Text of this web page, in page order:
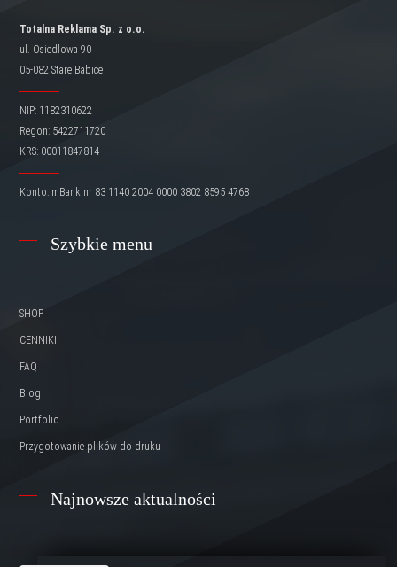
Totalna Reklama Sp. z o.o.
ul. Osiedlowa 90
05-082 Stare Babice
NIP: 1182310622
Regon: 5422711720
KRS: 00011847814
Konto: mBank nr 83 1140 2004 0000 3802 8595 4768
Szybkie menu
SHOP
CENNIKI
FAQ
Blog
Portfolio
Przygotowanie plików do druku
Najnowsze aktualności